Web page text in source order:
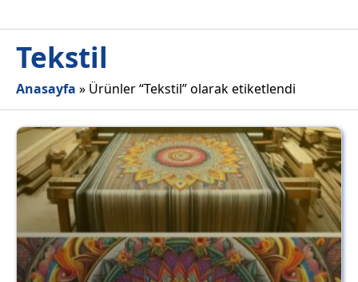
Tekstil
Anasayfa » Ürünler “Tekstil” olarak etiketlendi